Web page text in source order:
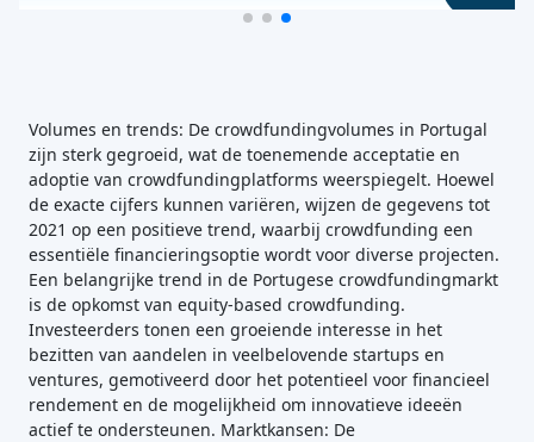
Volumes en trends: De crowdfundingvolumes in Portugal
zijn sterk gegroeid, wat de toenemende acceptatie en
adoptie van crowdfundingplatforms weerspiegelt. Hoewel
de exacte cijfers kunnen variëren, wijzen de gegevens tot
2021 op een positieve trend, waarbij crowdfunding een
essentiële financieringsoptie wordt voor diverse projecten.
Een belangrijke trend in de Portugese crowdfundingmarkt
is de opkomst van equity-based crowdfunding.
Investeerders tonen een groeiende interesse in het
bezitten van aandelen in veelbelovende startups en
ventures, gemotiveerd door het potentieel voor financieel
rendement en de mogelijkheid om innovatieve ideeën
actief te ondersteunen. Marktkansen: De